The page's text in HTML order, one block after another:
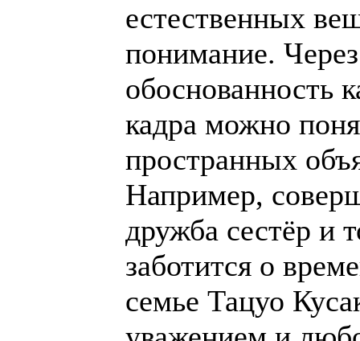
естественных
понимание.
обоснованность
кадра можно
пространных
Например,
дружба сестёр и
заботится о
семье Тацуо